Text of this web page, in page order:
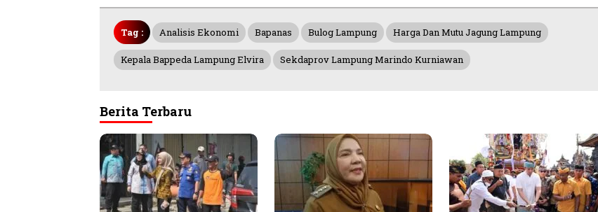
Tag : Analisis Ekonomi Bapanas Bulog Lampung Harga Dan Mutu Jagung Lampung
Kepala Bappeda Lampung Elvira Sekdaprov Lampung Marindo Kurniawan
Berita Terbaru